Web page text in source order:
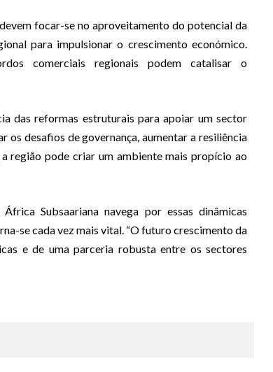
focar-se no aproveitamento do potencial da
para impulsionar o crescimento económico.
comerciais regionais podem catalisar o
das reformas estruturais para apoiar um sector
os desafios de governança, aumentar a resiliência
região pode criar um ambiente mais propício ao
Subsaariana navega por essas dinâmicas
se cada vez mais vital. “O futuro crescimento da
e de uma parceria robusta entre os sectores